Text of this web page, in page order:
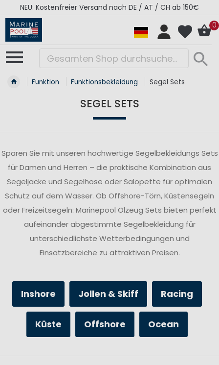
RÉGATES ROYALES Kollektion - Super Sale
0
Funktion Funktionsbekleidung Segel Sets
SEGEL SETS
Sparen Sie mit unseren hochwertige Segelbekleidungs Sets
für Damen und Herren – die praktische Kombination aus
Segeljacke und Segelhose oder Salopette für optimalen
Schutz auf dem Wasser. Ob Offshore-Törn, Küstensegeln
oder Freizeitsegeln: Marinepool Ölzeug Sets bieten perfekt
aufeinander abgestimmte Segelbekleidung für
unterschiedlichste Wetterbedingungen und
Einsatzbereiche zu attraktiven Preisen.
Inshore Jollen & Skiff Racing
Küste Offshore Ocean